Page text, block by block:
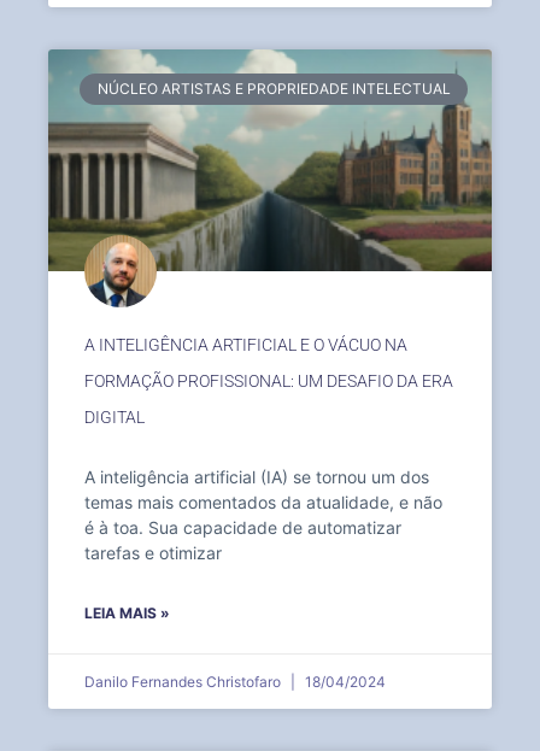
NÚCLEO ARTISTAS E PROPRIEDADE INTELECTUAL
A INTELIGÊNCIA ARTIFICIAL E O VÁCUO NA
FORMAÇÃO PROFISSIONAL: UM DESAFIO DA ERA
DIGITAL
A inteligência artificial (IA) se tornou um dos
temas mais comentados da atualidade, e não
é à toa. Sua capacidade de automatizar
tarefas e otimizar
LEIA MAIS »
Danilo Fernandes Christofaro 18/04/2024